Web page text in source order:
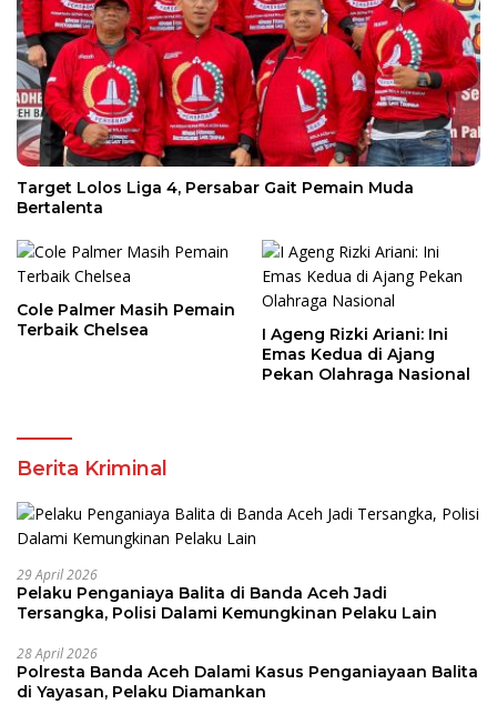
Target Lolos Liga 4, Persabar Gait Pemain Muda
Bertalenta
Cole Palmer Masih Pemain
Terbaik Chelsea
I Ageng Rizki Ariani: Ini
Emas Kedua di Ajang
Pekan Olahraga Nasional
Berita Kriminal
29 April 2026
Pelaku Penganiaya Balita di Banda Aceh Jadi
Tersangka, Polisi Dalami Kemungkinan Pelaku Lain
28 April 2026
Polresta Banda Aceh Dalami Kasus Penganiayaan Balita
di Yayasan, Pelaku Diamankan